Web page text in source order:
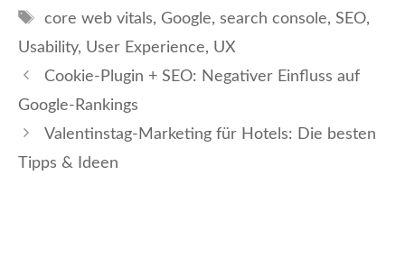
Schlagwörter
core web vitals, Google, search console, SEO,
Usability, User Experience, UX
Cookie-Plugin + SEO: Negativer Einfluss auf
Google-Rankings
Valentinstag-Marketing für Hotels: Die besten
Tipps & Ideen